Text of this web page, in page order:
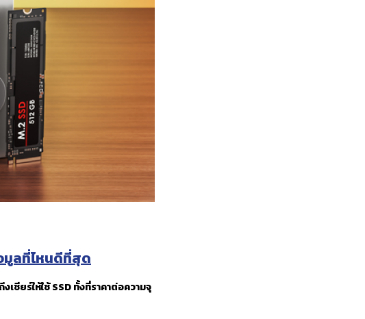
มูลที่ไหนดีที่สุด
ชียร์ให้ใช้ SSD ทั้งที่ราคาต่อความจุ